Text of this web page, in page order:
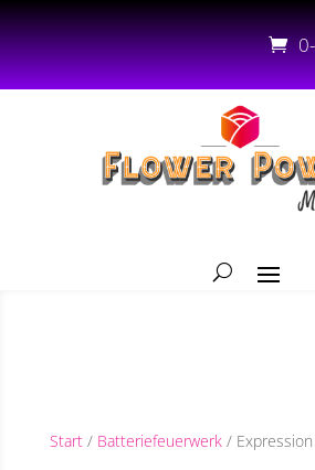
Start/ Batteriefeuerwerk/ Expression